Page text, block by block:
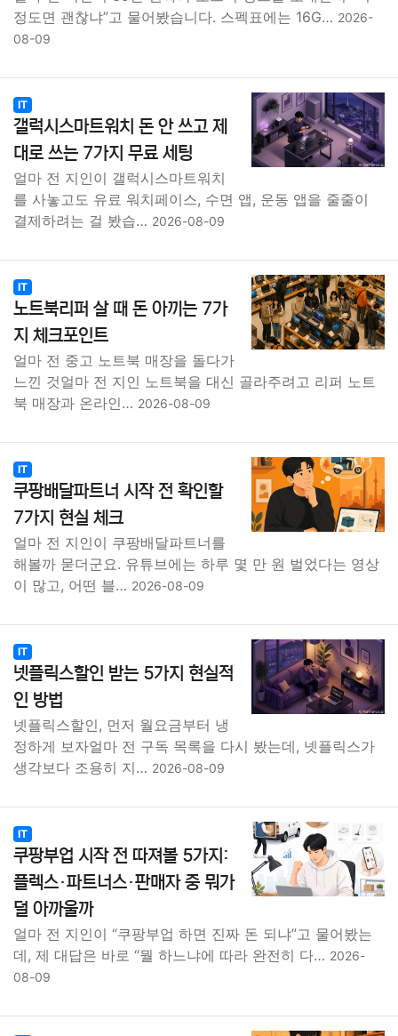
정도면 괜찮냐”고 물어봤습니다. 스펙표에는 16G… 2026-
08-09
IT
갤럭시스마트워치 돈 안 쓰고 제
대로 쓰는 7가지 무료 세팅
얼마 전 지인이 갤럭시스마트워치
를 사놓고도 유료 워치페이스, 수면 앱, 운동 앱을 줄줄이
결제하려는 걸 봤습… 2026-08-09
IT
노트북리퍼 살 때 돈 아끼는 7가
지 체크포인트
얼마 전 중고 노트북 매장을 돌다가
느낀 것얼마 전 지인 노트북을 대신 골라주려고 리퍼 노트
북 매장과 온라인… 2026-08-09
IT
쿠팡배달파트너 시작 전 확인할
7가지 현실 체크
얼마 전 지인이 쿠팡배달파트너를
해볼까 묻더군요. 유튜브에는 하루 몇 만 원 벌었다는 영상
이 많고, 어떤 블… 2026-08-09
IT
넷플릭스할인 받는 5가지 현실적
인 방법
넷플릭스할인, 먼저 월요금부터 냉
정하게 보자얼마 전 구독 목록을 다시 봤는데, 넷플릭스가
생각보다 조용히 지… 2026-08-09
IT
쿠팡부업 시작 전 따져볼 5가지:
플렉스·파트너스·판매자 중 뭐가
덜 아까울까
얼마 전 지인이 “쿠팡부업 하면 진짜 돈 되냐”고 물어봤는
데, 제 대답은 바로 “뭘 하느냐에 따라 완전히 다… 2026-
08-09